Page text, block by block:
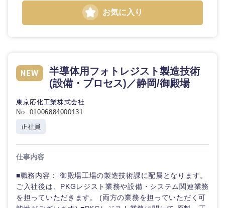
福井県
お気に入り
半導体用フォトレジスト製造技術
(設備・プロセス)／静岡/御殿場
東京応化工業株式会社
No. 01006884000131
正社員
仕事内容
■職務内容： 御殿場工場の製造技術課に配属となります。
ご入社後は、PKGレジスト業務や設備・システム関連業務
を担っていただきます。 (両方の業務を担っていただく可